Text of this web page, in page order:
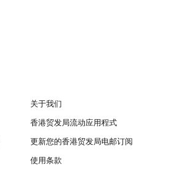
关于我们
香港贸发局流动应用程式
更新您的香港贸发局电邮订阅
使用条款